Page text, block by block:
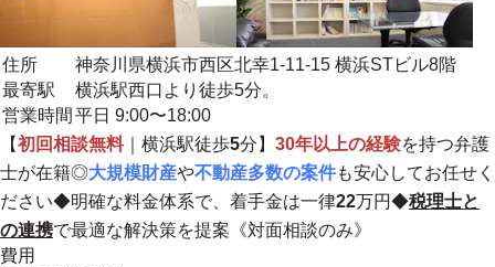
住所
神奈川県横浜市西区北幸1-11-15 横浜STビル8階
最寄駅
横浜駅西口より徒歩5分。
営業時間 平日 9:00〜18:00
【初回相談無料｜横浜駅徒歩5分】 30年以上の経験を持つ弁護
士が在籍◎大規模財産や不動産多数の案件も安心してお任せく
ださい◆明確な料金体系で、着手金は一律22万円◆税理士と
の連携で最適な解決策を提案《対面相談のみ》
費用